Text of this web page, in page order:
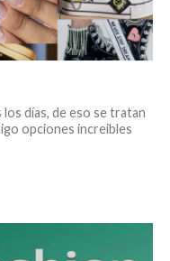
días, de eso se tratan
opciones increibles